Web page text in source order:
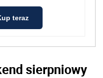
teraz
sierpniowy